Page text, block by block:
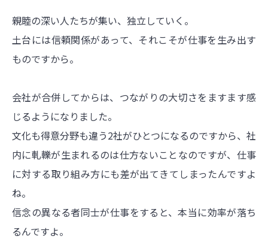
親睦の深い人たちが集い、独立していく。
土台には信頼関係があって、それこそが仕事を生み出す
ものですから。
会社が合併してからは、つながりの大切さをますます感
じるようになりました。
文化も得意分野も違う2社がひとつになるのですから、社
内に軋轢が生まれるのは仕方ないことなのですが、仕事
に対する取り組み方にも差が出てきてしまったんですよ
ね。
信念の異なる者同士が仕事をすると、本当に効率が落ち
るんですよ。